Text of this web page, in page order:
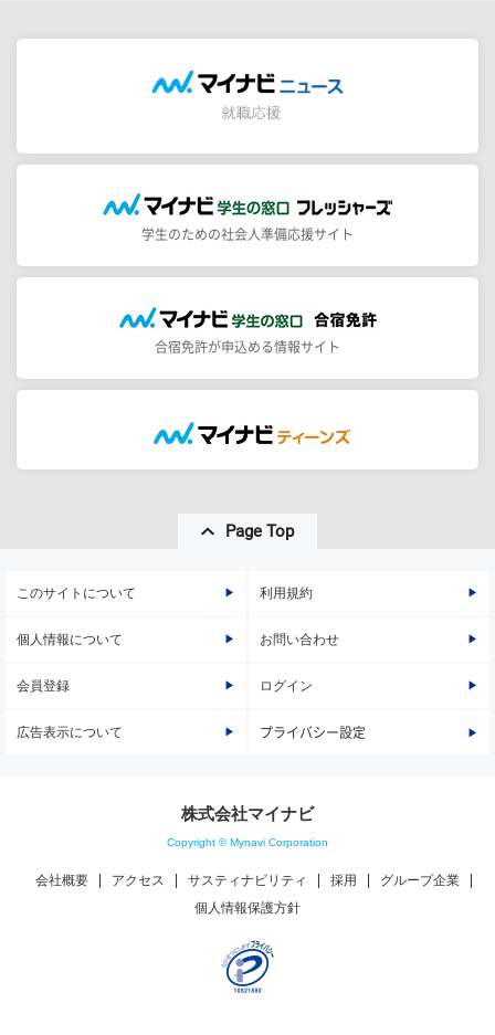
学生のための社会人準備応援サイト
合宿免許が申込める情報サイト
Page Top
このサイトについて 利用規約
個人情報について お問い合わせ
会員登録 ログイン
広告表示について プライバシー設定
株式会社マイナビ
Copyright © Mynavi Corporation
会社概要 アクセス サスティナビリティ 採用
グループ企業
個人情報保護方針